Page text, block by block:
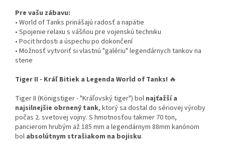
Pre vašu zábavu:
• World of Tanks prinášajú radosť a napätie
• Spojenie relaxu s vášňou pre vojenskú techniku
• Pocit hrdosti a úspechu po dokončení
• Možnosť vytvoriť si vlastnú "galériu" legendárnych tankov na
stene
Tiger II - Kráľ Bitiek a Legenda World of Tanks! 🔥
Tiger II (Königstiger - "Kráľovský tiger") bol najťažší a
najsilnejšie obrnený tank, ktorý sa dostal do sériovej výroby
počas 2. svetovej vojny. S hmotnosťou takmer 70 ton,
pancierom hrubým až 185 mm a legendárnym 88mm kanónom
bol absolútnym strašiakom na bojisku.